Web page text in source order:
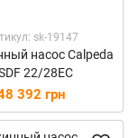
sk-19147
насос Calpeda
22/28EC
392 грн